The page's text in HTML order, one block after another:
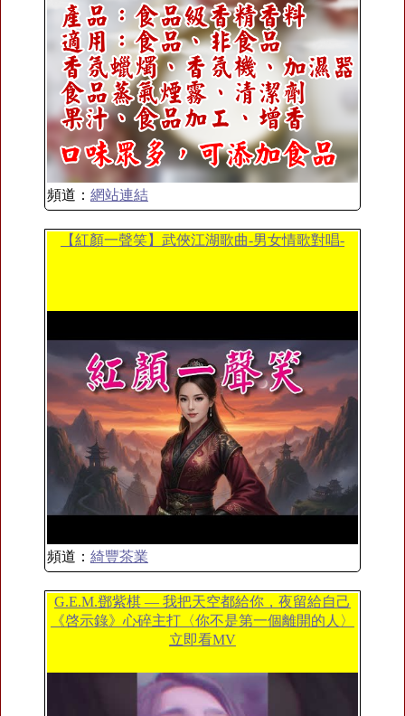
頻道： 網站連結
【紅顏一聲笑】武俠江湖歌曲-男女情歌對唱-
頻道： 綺豐茶業
G.E.M.鄧紫棋 — 我把天空都給你，夜留給自己
《啓示錄》心碎主打〈你不是第一個離開的人〉
立即看MV